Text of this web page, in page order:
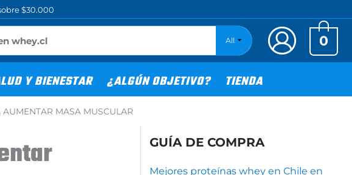
$30.000
All 0
Y BIENESTAR ¿ALGÚN OBJETIVO? TIENDA
MASA MUSCULAR
GUÍA DE COMPRA
Mejores proteínas whey en Chile en